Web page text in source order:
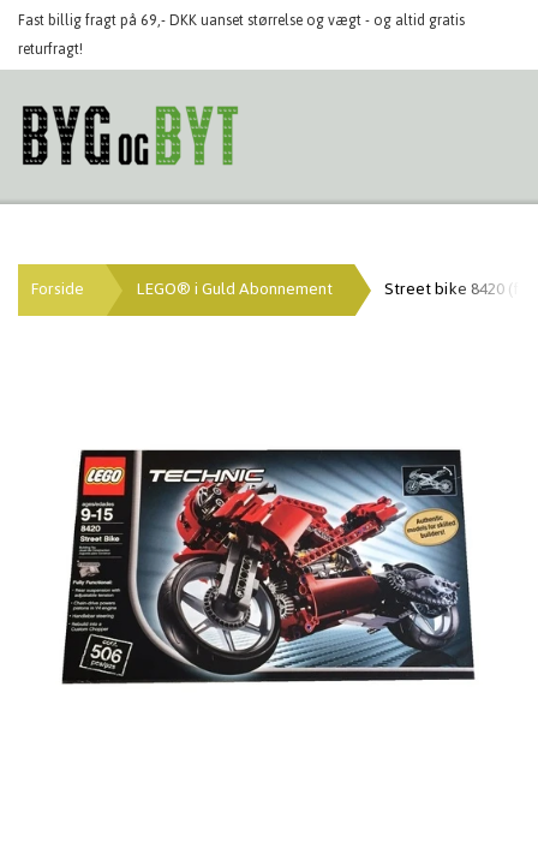
Fast billig fragt på 69,- DKK uanset størrelse og vægt - og altid gratis
returfragt!
Forside LEGO® i Guld Abonnement Street bike 8420